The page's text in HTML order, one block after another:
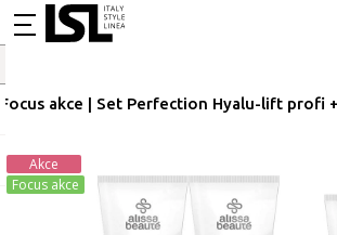
Focus akce | Set Perfection Hyalu-lift profi
Akce
Focus akce